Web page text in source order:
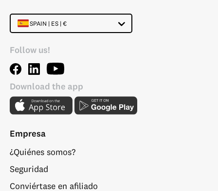
SPAIN | ES | €
Follow us!
Download the app
Empresa
¿Quiénes somos?
Seguridad
Conviértase en afiliado